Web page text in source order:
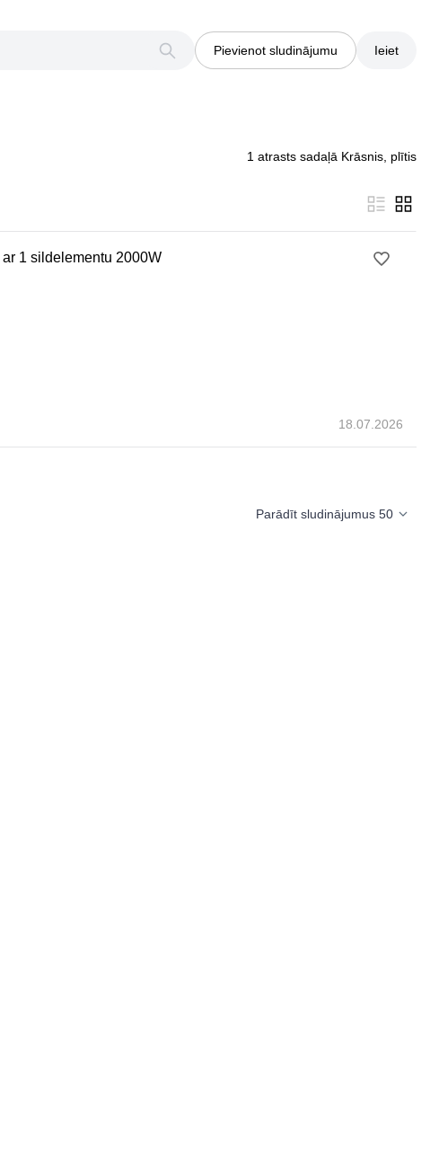
Pievienot sludinājumu Ieiet
1 atrasts sadaļā Krāsnis, plītis
1 sildelementu 2000W
18.07.2026
Parādīt sludinājumus 50